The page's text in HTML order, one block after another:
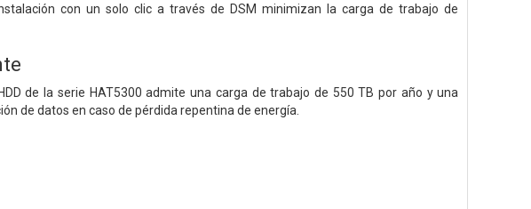
con un solo clic a través de DSM minimizan la carga de trabajo de
de la serie HAT5300 admite una carga de trabajo de 550 TB por año y una
de datos en caso de pérdida repentina de energía.